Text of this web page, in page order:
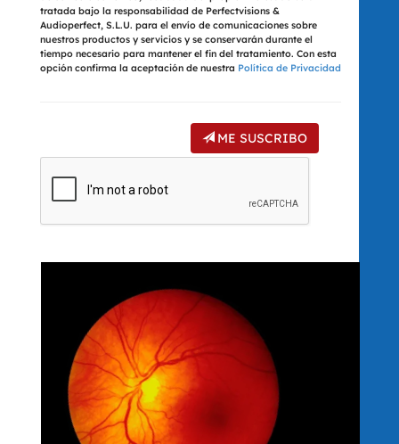
tratada bajo la responsabilidad de Perfectvisions &
Audioperfect, S.L.U. para el envío de comunicaciones sobre
nuestros productos y servicios y se conservarán durante el
tiempo necesario para mantener el fin del tratamiento. Con esta
opción confirma la aceptación de nuestra Política de Privacidad
ME SUSCRIBO